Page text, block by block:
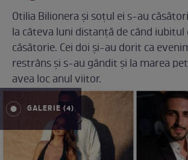
Otilia Bilionera și soțul ei s-au
la câteva luni distanță de când
căsătorie. Cei doi și-au dorit ca
restrâns și s-au gândit și la marea
avea loc anul viitor.
GALERIE (4)